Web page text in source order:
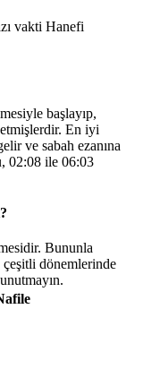
vakti Hanefi
başlayıp,
En iyi
ve sabah ezanına
02:08 ile 06:03
Bununla
çeşitli dönemlerinde